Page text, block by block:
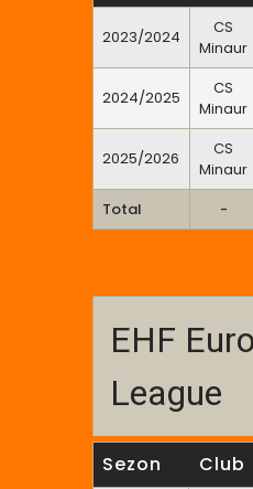
2023/2024
CS
Minaur
2024/2025
CS
Minaur
2025/2026
CS
Minaur
Total -
EHF
League
Sezon Club